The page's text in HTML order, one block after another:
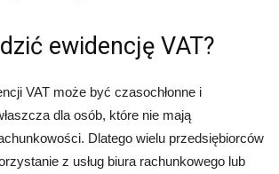
ewidencję VAT?
VAT może być czasochłonne i
dla osób, które nie mają
Dlatego wielu przedsiębiorców
z usług biura rachunkowego lub